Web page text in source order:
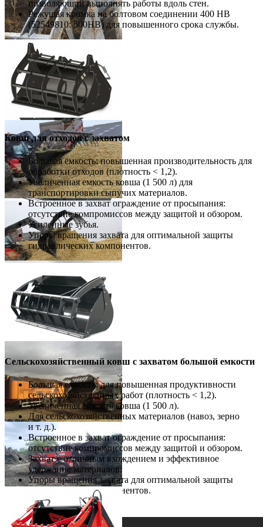
позволяющий выполнять работы вдоль стен.
Режущая кромка на болтовом соединении 400 HB
(52549810: 500HB) для повышенного срока службы.
Ковш для отходов с захватом
Большая емкость: повышенная производительность для
обработки отходов (плотность < 1,2).
Увеличенная емкость ковша (1 500 л) для
транспортировки сыпучих материалов.
Встроенное в захват ограждение от просыпания:
отсутствие компромиссов между защитой и обзором.
Усиленные зубья.
Упоры вращения захвата для оптимальной защиты
гидравлических компонентов.
Сельскохозяйственный ковш с захватом большой емкости
Большая емкость: для повышенная продуктивности
сельскохозяйственных работ (плотность < 1,2).
Увеличенная емкость ковша (1 500 л).
Для сельскохозяйственных материалов (навоз, зерно
и т. д.).
Встроенное в захват ограждение от просыпания:
отсутствие компромиссов между защитой и обзором.
Захват с отличным вхождением и эффективное
удержание материалов.
Упоры вращения захвата для оптимальной защиты
гидравлических компонентов.